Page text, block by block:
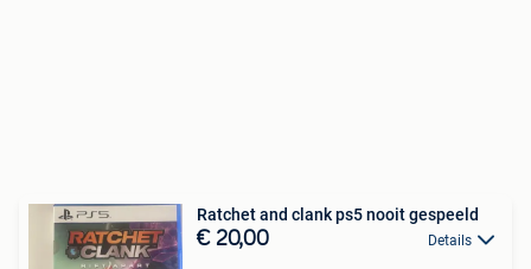
Ratchet and clank ps5 nooit gespeeld
€ 20,00 Details